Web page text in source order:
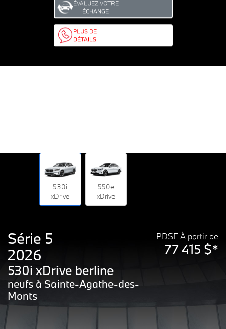
ÉVALUEZ VOTRE
ÉCHANGE
PLUS DE
DÉTAILS
530i
xDrive
550e
xDrive
PDSF À partir de
77 415 $*
Série 5
2026
530i xDrive berline
neufs à Sainte-Agathe-des-
Monts